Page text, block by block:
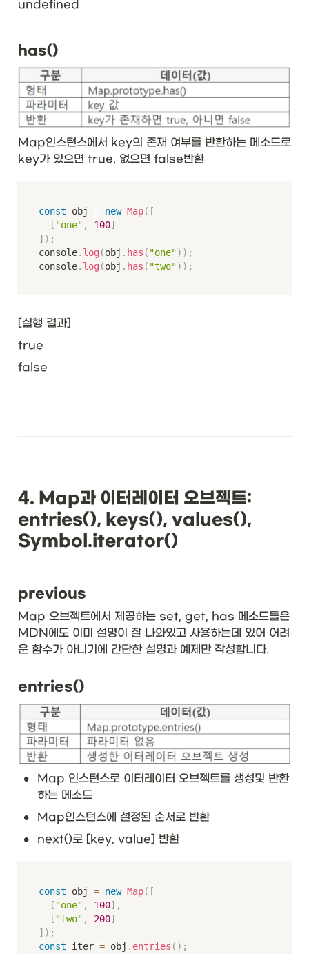
undefined
has()
Map인스턴스에서 key의 존재 여부를 반환하는 메소드로
key가 있으면 true, 없으면 false반환
const obj = new Map( [
[ "one" , 100]
] ) ;
console. log (obj . has ( "one") ) ;
console. log (obj . has ( "two") ) ;
[실행 결과]
true
false
4. Map과 이터레이터 오브젝트:
entries(), keys(), values(),
Symbol.iterator()
previous
Map 오브젝트에서 제공하는 set, get, has 메소드들은
MDN에도 이미 설명이 잘 나와있고 사용하는데 있어 어려
운 함수가 아니기에 간단한 설명과 예제만 작성합니다.
entries()
•
Map 인스턴스로 이터레이터 오브젝트를 생성및 반환
하는 메소드
• Map인스턴스에 설정된 순서로 반환
• next()로 [key, value] 반환
const obj = new Map( [
[ "one" , 100] ,
[ "two" , 200]
] ) ;
const iter = obj . entries ( ) ;